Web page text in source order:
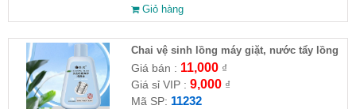
Giỏ hàng
Chai vệ sinh lồng máy giặt, nước tẩy lồng
máy giặt CLEANING FLUID
Giá bán : 11,000₫
Giá sỉ VIP : 9,000₫
Mã SP: 11232